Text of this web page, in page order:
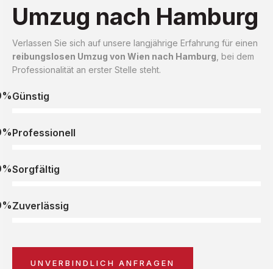
Umzug nach Hamburg
Verlassen Sie sich auf unsere langjährige Erfahrung für einen
reibungslosen Umzug von Wien nach Hamburg , bei dem
Professionalität an erster Stelle steht.
Günstig
Professionell
Sorgfältig
Zuverlässig
UNVERBINDLICH ANFRAGEN